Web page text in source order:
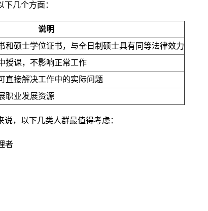
下几个方面：
说明
和硕士学位证书，与全日制硕士具有同等法律效力
授课，不影响正常工作
直接解决工作中的实际问题
职业发展资源
说，以下几类人群最值得考虑：
者